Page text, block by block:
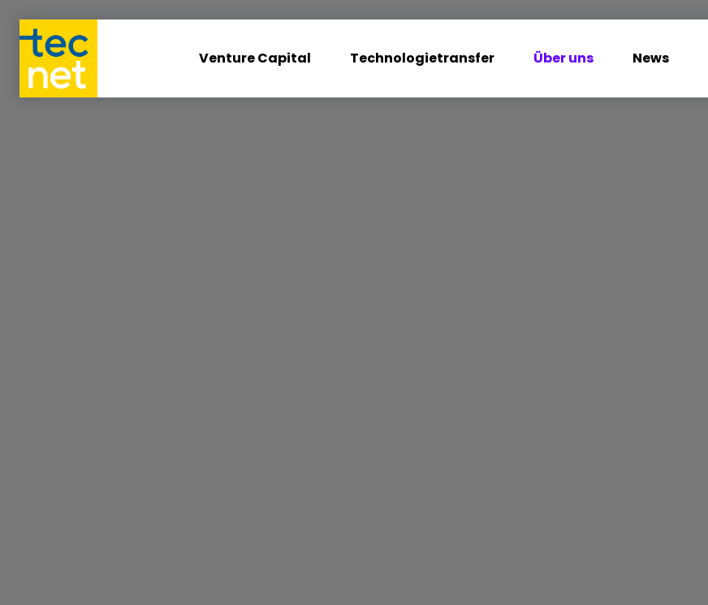
Venture Capital Technologietransfer Über uns News